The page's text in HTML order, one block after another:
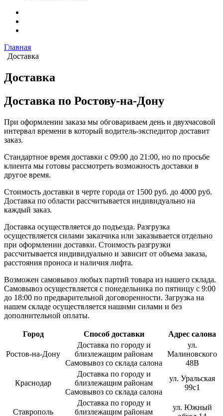
Главная
Доставка
Доставка
Доставка по Ростову-на-Дону
При оформлении заказа мы обговариваем день и двухчасовой
интервал времени в который водитель-экспедитор доставит
заказ.
Стандартное время доставки с 09:00 до 21:00, но по просьбе
клиента мы готовы рассмотреть возможность доставки в
другое время.
Стоимость доставки в черте города от 1500 руб. до 4000 руб.
Доставка по области рассчитывается индивидуально на
каждый заказ.
Доставка осуществляется до подъезда. Разгрузка
осуществляется силами заказчика или заказывается отдельно
при оформлении доставки. Стоимость разгрузки
рассчитывается индивидуально и зависит от объема заказа,
расстояния проноса и наличия лифта.
Возможен самовывоз любых партий товара из нашего склада.
Самовывоз осуществляется с понедельника по пятницу с 9:00
до 18:00 по предварительной договоренности. Загрузка на
нашем складе осуществляется нашими силами и без
дополнительной оплаты.
Город Способ доставки Адрес салона
Ростов-на-Дону
Доставка по городу и
близлежащим районам
Самовывоз со склада салона
ул.
Малиновского
48В
Краснодар
Доставка по городу и
близлежащим районам
Самовывоз со склада салона
ул. Уральская
99с1
Ставрополь
Доставка по городу и
близлежащим районам
ул. Южный